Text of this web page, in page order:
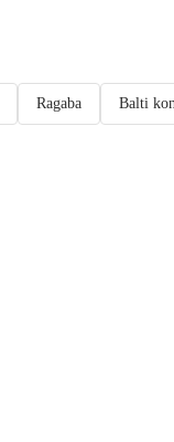
Ragaba Balti